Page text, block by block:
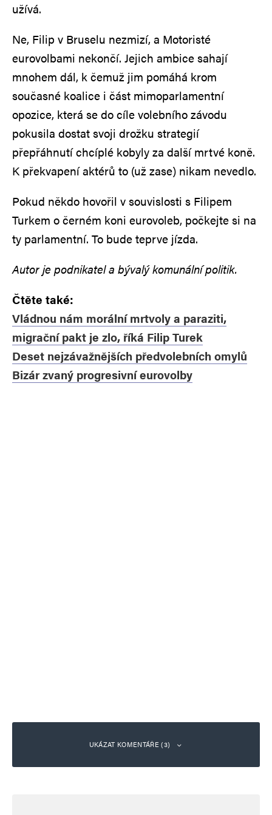
užívá.
Ne, Filip v Bruselu nezmizí, a Motoristé
eurovolbami nekončí. Jejich ambice sahají
mnohem dál, k čemuž jim pomáhá krom
současné koalice i část mimoparlamentní
opozice, která se do cíle volebního závodu
pokusila dostat svoji drožku strategií
přepřáhnutí chcíplé kobyly za další mrtvé koně.
K překvapení aktérů to (už zase) nikam nevedlo.
Pokud někdo hovořil v souvislosti s Filipem
Turkem o černém koni eurovoleb, počkejte si na
ty parlamentní. To bude teprve jízda.
Autor je podnikatel a bývalý komunální politik.
Čtěte také:
Vládnou nám morální mrtvoly a paraziti,
migrační pakt je zlo, říká Filip Turek
Deset nejzávažnějších předvolebních omylů
Bizár zvaný progresivní eurovolby
UKÁZAT KOMENTÁŘE (3)